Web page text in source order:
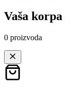
Vaša korpa
0 proizvoda